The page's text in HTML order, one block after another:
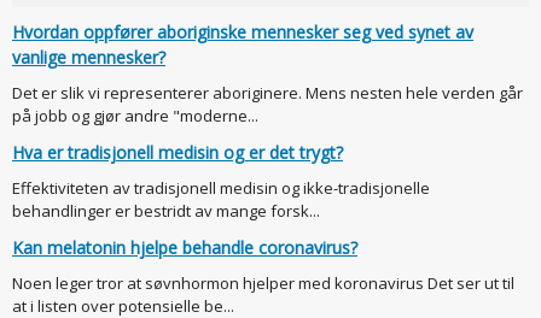
Hvordan oppfører aboriginske mennesker seg ved synet av
vanlige mennesker?
Det er slik vi representerer aboriginere. Mens nesten hele verden går
på jobb og gjør andre "moderne...
Hva er tradisjonell medisin og er det trygt?
Effektiviteten av tradisjonell medisin og ikke-tradisjonelle
behandlinger er bestridt av mange forsk...
Kan melatonin hjelpe behandle coronavirus?
Noen leger tror at søvnhormon hjelper med koronavirus Det ser ut til
at i listen over potensielle be...